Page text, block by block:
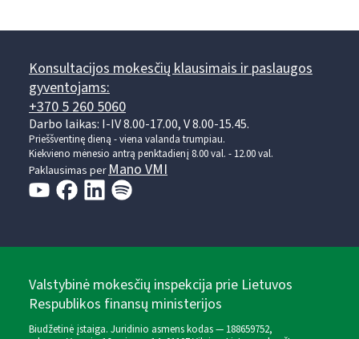
Konsultacijos mokesčių klausimais ir paslaugos
gyventojams:
+370 5 260 5060
Darbo laikas: I-IV 8.00-17.00, V 8.00-15.45.
Prieššventinę dieną - viena valanda trumpiau.
Kiekvieno mėnesio antrą penktadienį 8.00 val. - 12.00 val.
Paklausimas perMano VMI
Valstybinė mokesčių inspekcija prie Lietuvos
Respublikos finansų ministerijos
Biudžetinė įstaiga. Juridinio asmens kodas — 188659752,